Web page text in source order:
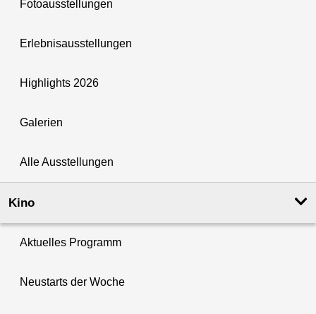
Fotoausstellungen
Erlebnisausstellungen
Highlights 2026
Galerien
Alle Ausstellungen
Kino
Aktuelles Programm
Neustarts der Woche